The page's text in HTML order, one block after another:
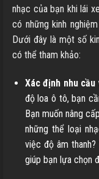
nhạc của bạn khi lái
có những kinh
Dưới đây là một số
có thể tham khảo:
Xác định nhu
độ loa ô tô, bạn
Bạn muốn nâng
những thể loại
việc độ âm
giúp bạn lựa chọn